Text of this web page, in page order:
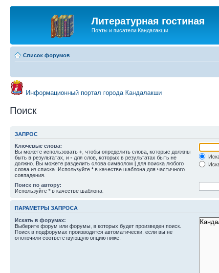
Литературная гостиная
Поэты и писатели Кандалакши
Список форумов
Информационный портал города Кандалакши
Поиск
ЗАПРОС
Ключевые слова:
Вы можете использовать + , чтобы определить слова, которые должны
быть в результатах, и - для слов, которых в результатах быть не
должно. Вы можете разделить слова символом | для поиска любого
слова из списка. Используйте * в качестве шаблона для частичного
совпадения.
Поиск по автору:
Используйте * в качестве шаблона.
ПАРАМЕТРЫ ЗАПРОСА
Искать в форумах:
Выберите форум или форумы, в которых будет произведен поиск.
Поиск в подфорумах производится автоматически, если вы не
отключили соответствующую опцию ниже.